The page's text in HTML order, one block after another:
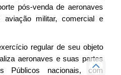
pós-venda de aeronaves
militar, comercial e
regular de seu objeto
aeronaves e suas partes
Públicos nacionais, com